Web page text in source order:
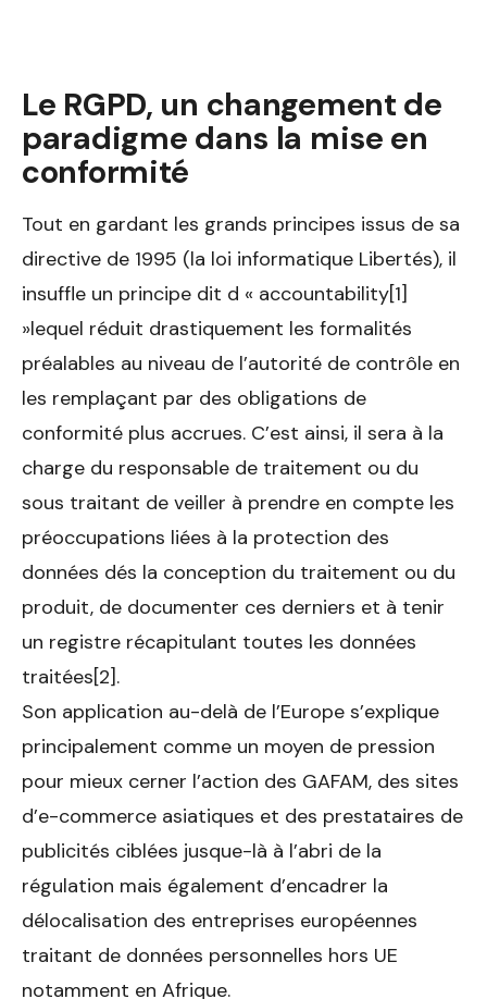
Le RGPD, un changement de
paradigme dans la mise en
conformité
Tout en gardant les grands principes issus de sa
directive de 1995 (la loi informatique Libertés), il
insuffle un principe dit d « accountability[1]
»lequel réduit drastiquement les formalités
préalables au niveau de l’autorité de contrôle en
les remplaçant par des obligations de
conformité plus accrues. C’est ainsi, il sera à la
charge du responsable de traitement ou du
sous traitant de veiller à prendre en compte les
préoccupations liées à la protection des
données dés la conception du traitement ou du
produit, de documenter ces derniers et à tenir
un registre récapitulant toutes les données
traitées[2].
Son application au-delà de l’Europe s’explique
principalement comme un moyen de pression
pour mieux cerner l’action des GAFAM, des sites
d’e-commerce asiatiques et des prestataires de
publicités ciblées jusque-là à l’abri de la
régulation mais également d’encadrer la
délocalisation des entreprises européennes
traitant de données personnelles hors UE
notamment en Afrique.